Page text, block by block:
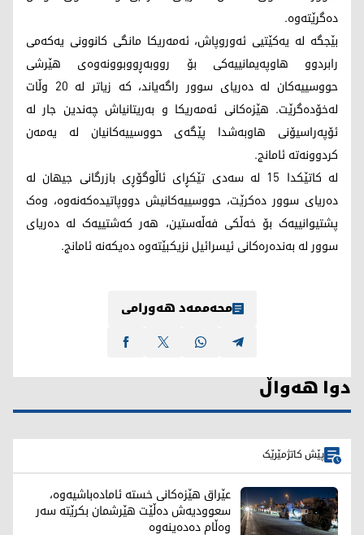
دەگرێتەوە.
بێجگە لە یەکێتیی ئەوروپاش، ئەمەریکا مانگی کانوونی یەکەمی
رابردوو هاوپەیمانییەکی بۆ رووبەڕووبوونەوەی هێرشی
حووسییەکان لە دەریای سوور راگەیاند، کە زیاتر لە 20 وڵات
لەخۆدەگرێت. هێزەکانی ئەمەریکا و بەریتانیاش چەندین جار لە
ئۆپەراسیۆنی هاوبەشدا پێگەی حووسییەکانیان لە یەمەن
کردوونەتە ئامانج.
لە کاتێکدا 15 لە سەدی تێکڕای ئاڵوگۆڕی بازرگانی جیهان لە
دەریای سوور دەکرێت، حووسییەکانیش دووپاتیدەکەنەوە، وەک
پشتیوانییەک بۆ خەڵکی فەڵەستین، هەر کەشتییەک لە دەریای
سوور لە بەندەرەکانی ئیسرائیل نزیکبێتەوە دەیکەنە ئامانج.
محەممەد هەورامی
دوا هەواڵ
پێش کاتژمێرێک
عێراق هێزەکانی خستە ئامادەباشیەوە،
سعوودیەش دەڵێت هێرشمان بکرێتە سەر
وەڵام دەدەینەوە